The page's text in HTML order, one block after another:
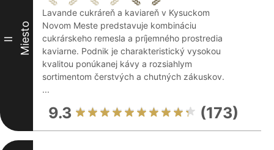
II Miesto
Lavande cukráreň a kaviareň v Kysuckom
Novom Meste predstavuje kombináciu
cukrárskeho remesla a príjemného prostredia
kaviarne. Podnik je charakteristický vysokou
kvalitou ponúkanej kávy a rozsiahlym
sortimentom čerstvých a chutných zákuskov.
...
9.3 (173)